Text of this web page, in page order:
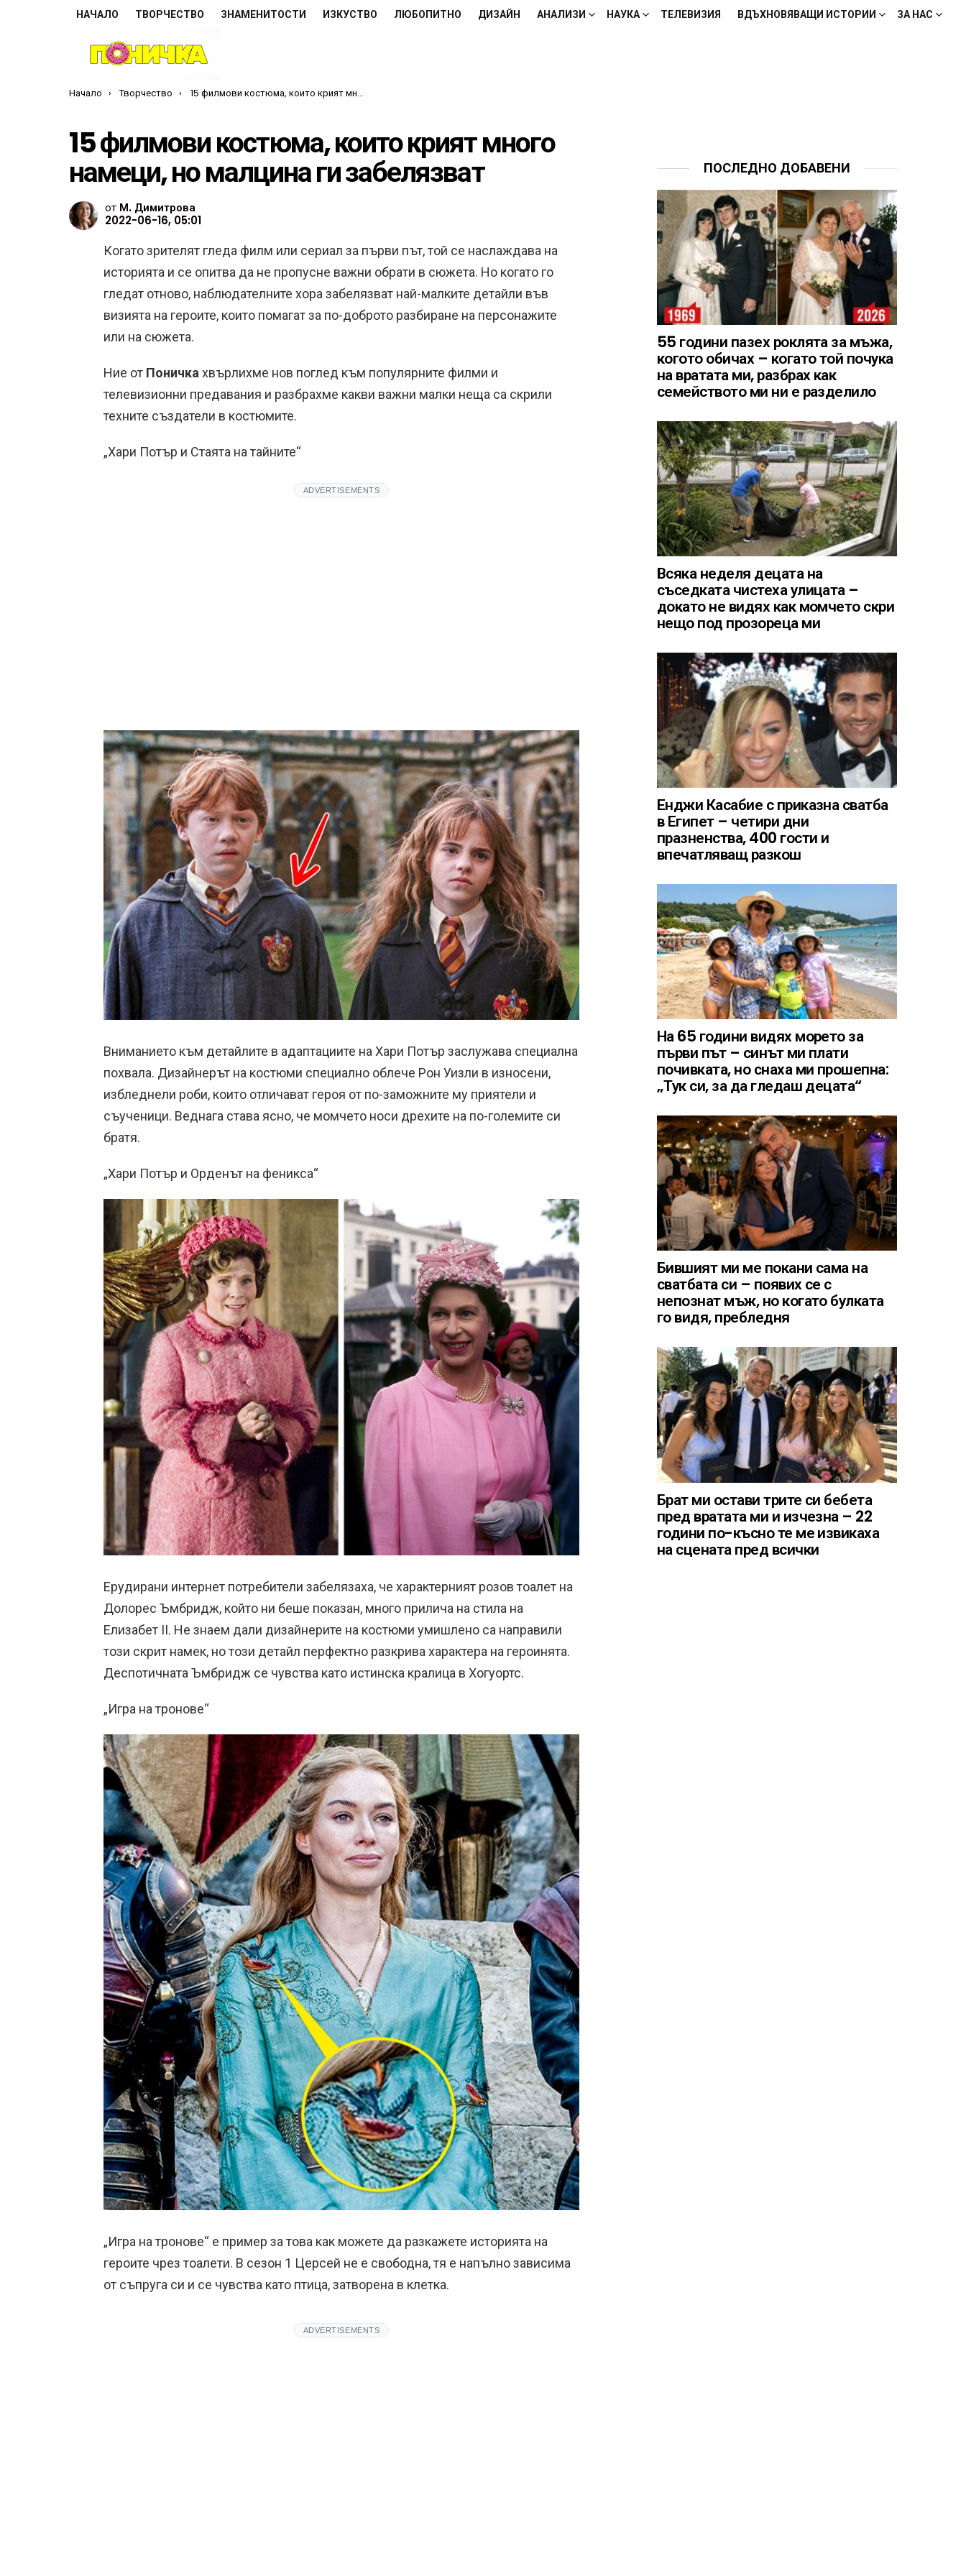
НАЧАЛО ТВОРЧЕСТВО ЗНАМЕНИТОСТИ ИЗКУСТВО ЛЮБОПИТНО ДИЗАЙН АНАЛИЗИ НАУКА ТЕЛЕВИЗИЯ ВДЪХНОВЯВАЩИ ИСТОРИИ ЗА НАС
Ти си тук:
Начало Творчество 15 филмови костюма, които крият много намеци, но малцина ги забелязват
15 филмови костюма, които крият много
намеци, но малцина ги забелязват
от М. Димитрова
2022-06-16, 05:01
Когато зрителят гледа филм или сериал за първи път, той се наслаждава на
историята и се опитва да не пропусне важни обрати в сюжета. Но когато го
гледат отново, наблюдателните хора забелязват най-малките детайли във
визията на героите, които помагат за по-доброто разбиране на персонажите
или на сюжета.
Ние от Поничка хвърлихме нов поглед към популярните филми и
телевизионни предавания и разбрахме какви важни малки неща са скрили
техните създатели в костюмите.
„Хари Потър и Стаята на тайните“
ADVERTISEMENTS
Вниманието към детайлите в адаптациите на Хари Потър заслужава специална
похвала. Дизайнерът на костюми специално облече Рон Уизли в износени,
избледнели роби, които отличават героя от по-заможните му приятели и
съученици. Веднага става ясно, че момчето носи дрехите на по-големите си
братя.
„Хари Потър и Орденът на феникса“
Ерудирани интернет потребители забелязаха, че характерният розов тоалет на
Долорес Ъмбридж, който ни беше показан, много прилича на стила на
Елизабет II. Не знаем дали дизайнерите на костюми умишлено са направили
този скрит намек, но този детайл перфектно разкрива характера на героинята.
Деспотичната Ъмбридж се чувства като истинска кралица в Хогуортс.
„Игра на тронове“
„Игра на тронове“ е пример за това как можете да разкажете историята на
героите чрез тоалети. В сезон 1 Церсей не е свободна, тя е напълно зависима
от съпруга си и се чувства като птица, затворена в клетка.
ADVERTISEMENTS
ПОСЛЕДНО ДОБАВЕНИ
55 години пазех роклята за мъжа,
когото обичах – когато той почука
на вратата ми, разбрах как
семейството ми ни е разделило
Всяка неделя децата на
съседката чистеха улицата –
докато не видях как момчето скри
нещо под прозореца ми
Енджи Касабие с приказна сватба
в Египет – четири дни
празненства, 400 гости и
впечатляващ разкош
На 65 години видях морето за
първи път – синът ми плати
почивката, но снаха ми прошепна:
„Тук си, за да гледаш децата“
Бившият ми ме покани сама на
сватбата си – появих се с
непознат мъж, но когато булката
го видя, пребледня
Брат ми остави трите си бебета
пред вратата ми и изчезна – 22
години по-късно те ме извикаха
на сцената пред всички